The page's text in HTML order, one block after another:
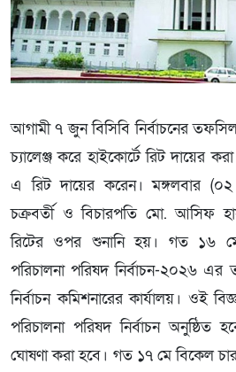
আগামী ৭ জুন বিসিবি নির্বাচনের
চ্যালেঞ্জ করে হাইকোর্টে রিট দায়ের
এ রিট দায়ের করেন। মঙ্গলবার (০২
চক্রবর্তী ও বিচারপতি মো. আসিফ
রিটের ওপর শুনানি হয়। গত ১৬ মে
পরিচালনা পরিষদ নির্বাচন-২০২৬
নির্বাচন কমিশনারের কার্যালয়। ওই
পরিচালনা পরিষদ নির্বাচন
ঘোষণা করা হবে। গত ১৭ মে বিকেল